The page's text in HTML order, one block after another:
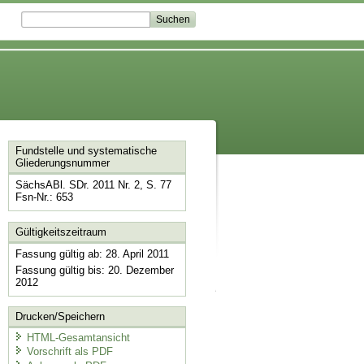
Fundstelle und systematische
Gliederungsnummer
SächsABl. SDr. 2011 Nr. 2, S. 77
Fsn-Nr.: 653
Gültigkeitszeitraum
Fassung gültig ab: 28. April 2011
Fassung gültig bis: 20. Dezember
2012
Drucken/Speichern
HTML-Gesamtansicht
Vorschrift als PDF